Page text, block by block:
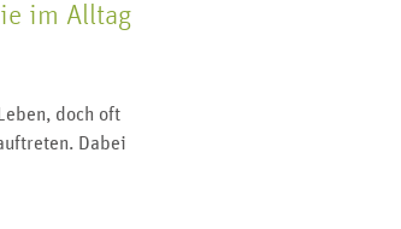
im Alltag
doch oft
Dabei